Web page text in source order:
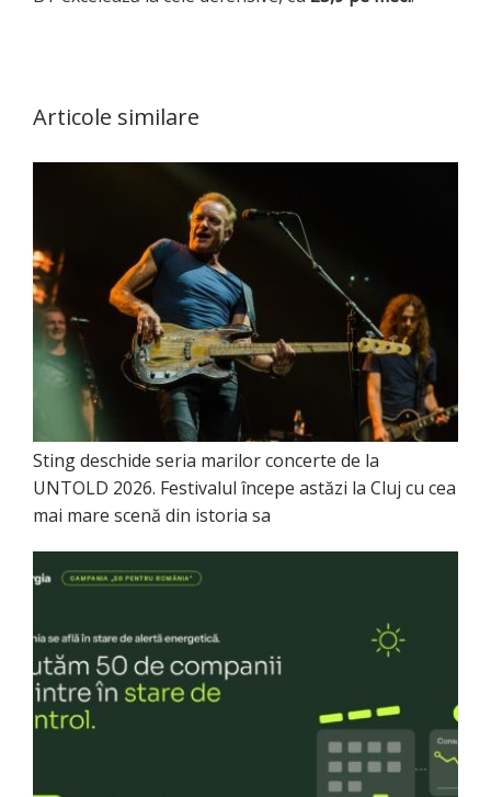
Articole similare
Sting deschide seria marilor concerte de la
UNTOLD 2026. Festivalul începe astăzi la Cluj cu cea
mai mare scenă din istoria sa